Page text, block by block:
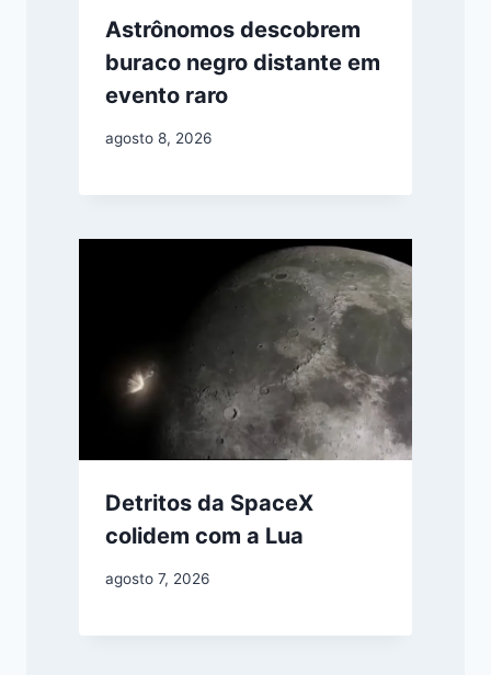
Astrônomos descobrem
buraco negro distante em
evento raro
agosto 8, 2026
Detritos da SpaceX
colidem com a Lua
agosto 7, 2026